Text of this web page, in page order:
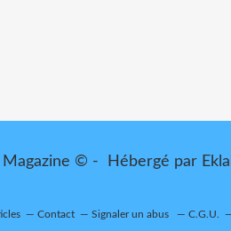
Magazine © - Hébergé par
Contact Signaler un abus C.G.U.